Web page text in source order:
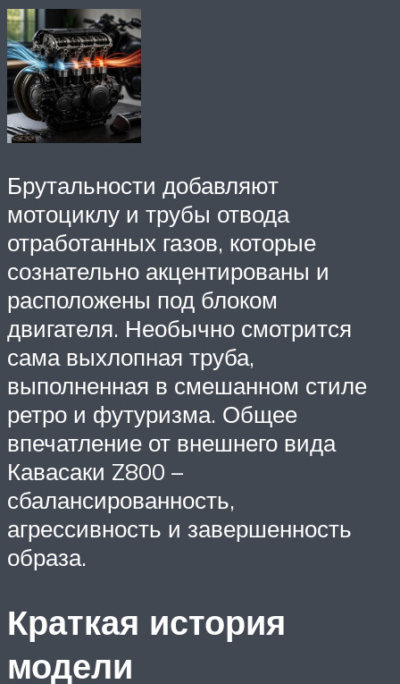
Брутальности добавляют
мотоциклу и трубы отвода
отработанных газов, которые
сознательно акцентированы и
расположены под блоком
двигателя. Необычно смотрится
сама выхлопная труба,
выполненная в смешанном стиле
ретро и футуризма. Общее
впечатление от внешнего вида
Кавасаки Z800 –
сбалансированность,
агрессивность и завершенность
образа.
Краткая история
модели